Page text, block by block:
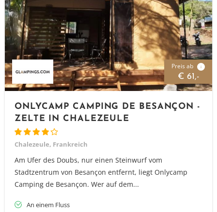
Preis ab i
€ 61,-
ONLYCAMP CAMPING DE BESANÇON -
ZELTE IN CHALEZEULE
Chalezeule, Frankreich
Am Ufer des Doubs, nur einen Steinwurf vom
Stadtzentrum von Besançon entfernt, liegt Onlycamp
Camping de Besançon. Wer auf dem...
An einem Fluss